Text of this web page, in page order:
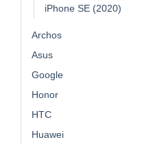
iPhone SE (2020)
Archos
Asus
Google
Honor
HTC
Huawei